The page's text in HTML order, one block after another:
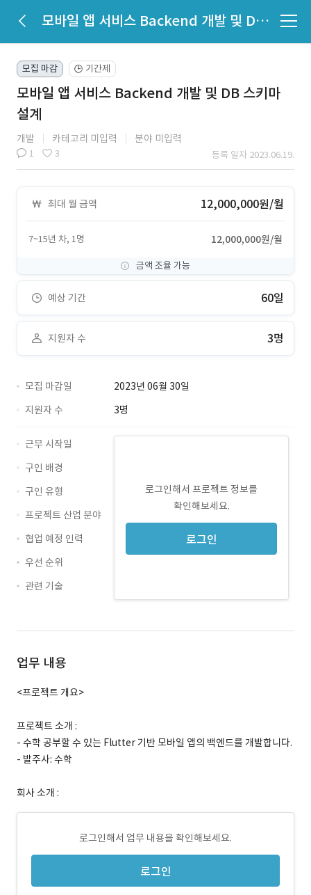
모바일 앱 서비스 Backend 개발 및 DB 스키마 설계
모집 마감 🕒 기간제
모바일 앱 서비스 Backend 개발 및 DB 스키마
설계
개발 카테고리 미입력 분야 미입력
1 3 등록 일자 2023.06.19.
최대 월 금액 12,000,000원/월
7~15년 차, 1명 12,000,000원/월
금액 조율 가능
예상 기간 60일
지원자 수 3명
모집 마감일
2023년 06월 30일
지원자 수
3명
로그인해서 프로젝트 정보를
확인해보세요.
로그인
근무 시작일
구인 배경
구인 유형
프로젝트 산업 분야
협업 예정 인력
우선 순위
관련 기술
업무 내용
<프로젝트 개요>
프로젝트 소개 :
- 수학 공부할 수 있는 Flutter 기반 모바일 앱의 백엔드를 개발합니다.
- 발주사: 수학
회사 소개 :
로그인해서 업무 내용을 확인해보세요.
로그인